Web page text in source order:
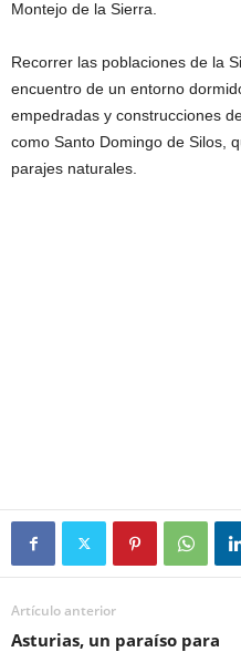
Montejo de la Sierra.
Recorrer las poblaciones de la
encuentro de un entorno
empedradas y construcciones
como Santo Domingo de Silos,
parajes naturales.
Artículo anterior
Asturias, un paraíso para